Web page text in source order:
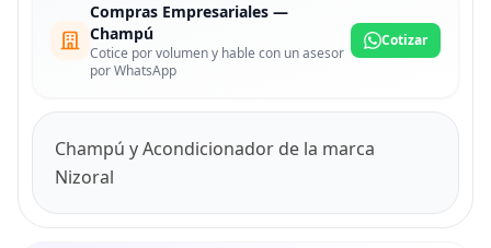
Compras Empresariales —
Champú
Cotice por volumen y hable con un asesor
por WhatsApp
Cotizar
Champú y Acondicionador de la marca
Nizoral